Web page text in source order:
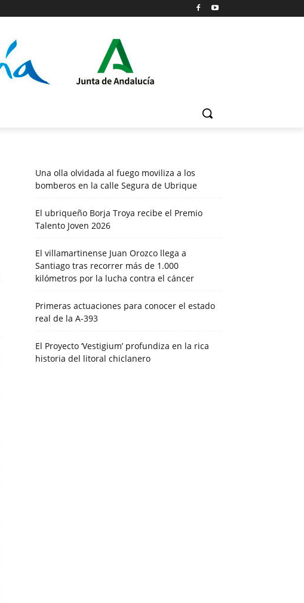
Una olla olvidada al fuego moviliza a los
bomberos en la calle Segura de Ubrique
El ubriqueño Borja Troya recibe el Premio
Talento Joven 2026
El villamartinense Juan Orozco llega a
Santiago tras recorrer más de 1.000
kilómetros por la lucha contra el cáncer
Primeras actuaciones para conocer el estado
real de la A-393
El Proyecto ‘Vestigium’ profundiza en la rica
historia del litoral chiclanero